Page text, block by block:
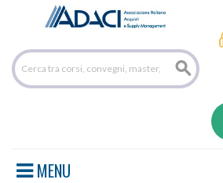
MENU